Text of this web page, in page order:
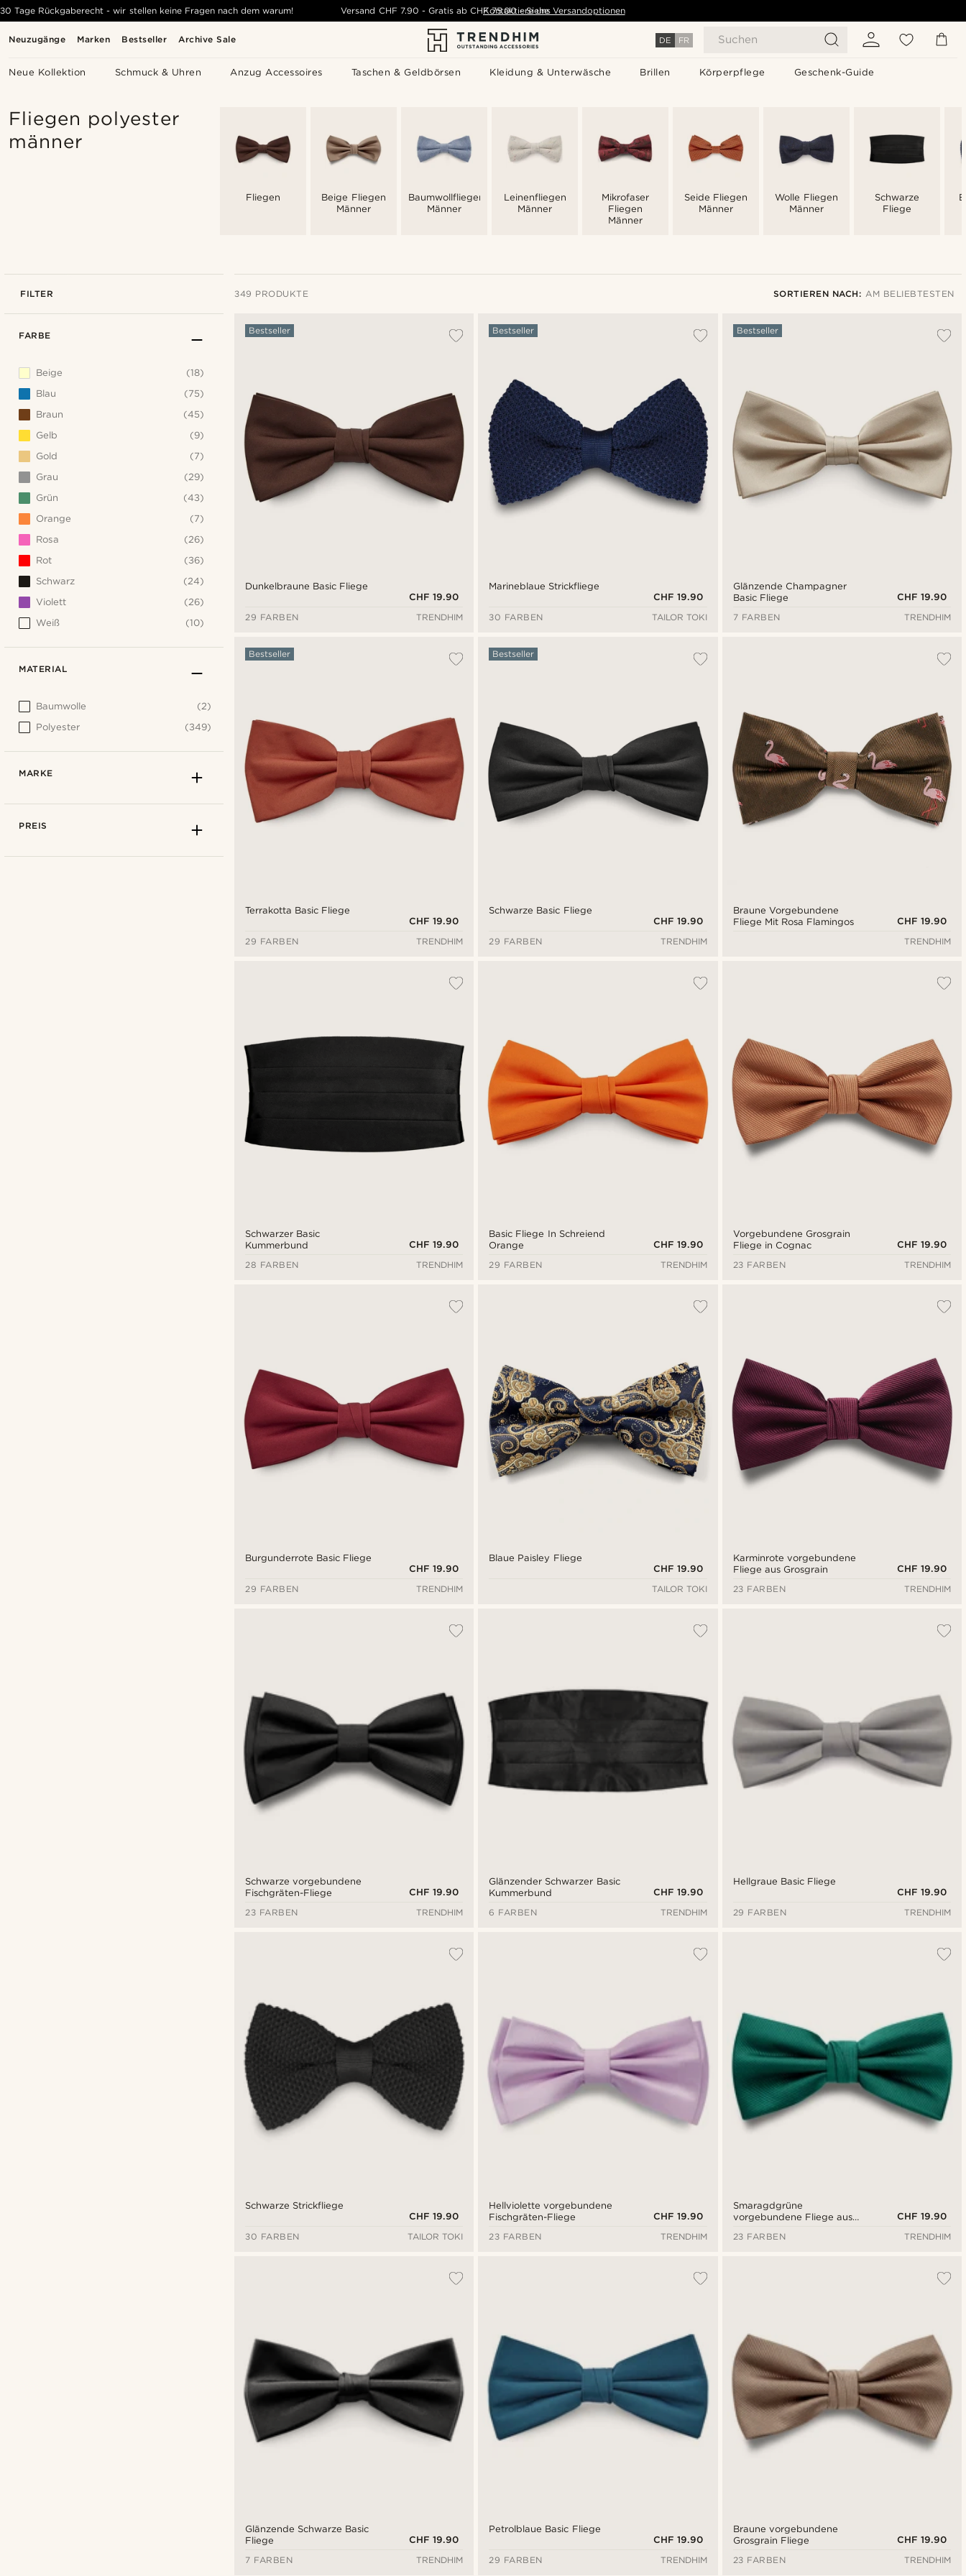
Neuzugänge Marken Bestseller Archive Sale DE FR Suchen
Neue Kollektion Schmuck & Uhren Anzug Accessoires Taschen & Geldbörsen Kleidung & Unterwäsche Brillen Körperpflege Geschenk-Guide
30 Tage Rückgaberecht - wir stellen keine Fragen nach dem warum! Versand CHF 7.90 - Gratis ab CHF 75.00 - Siehe Versandoptionen
Kontaktiere uns
Fliegen polyester
männer
Fliegen
Beige Fliegen
Männer
Baumwollfliegen
Männer
Leinenfliegen
Männer
Mikrofaser
Fliegen
Männer
Seide Fliegen
Männer
Wolle Fliegen
Männer
Schwarze
Fliege
FILTER 349 PRODUKTE SORTIEREN NACH: AM BELIEBTESTEN
Dunkelbraune Basic Fliege
Bestseller
CHF 19.90
29 FARBEN
TRENDHIM
Marineblaue Strickfliege
Bestseller
CHF 19.90
30 FARBEN
TAILOR TOKI
Glänzende Champagner
Basic Fliege
Bestseller
CHF 19.90
7 FARBEN
TRENDHIM
Terrakotta Basic Fliege
Bestseller
CHF 19.90
29 FARBEN
TRENDHIM
Schwarze Basic Fliege
Bestseller
CHF 19.90
29 FARBEN
TRENDHIM
Braune Vorgebundene
Fliege Mit Rosa Flamingos
CHF 19.90
TRENDHIM
Schwarzer Basic
Kummerbund
CHF 19.90
28 FARBEN
TRENDHIM
Basic Fliege In Schreiend
Orange
CHF 19.90
29 FARBEN
TRENDHIM
Vorgebundene Grosgrain
Fliege in Cognac
CHF 19.90
23 FARBEN
TRENDHIM
Burgunderrote Basic Fliege
CHF 19.90
29 FARBEN
TRENDHIM
Blaue Paisley Fliege
CHF 19.90
TAILOR TOKI
Karminrote vorgebundene
Fliege aus Grosgrain
CHF 19.90
23 FARBEN
TRENDHIM
Schwarze vorgebundene
Fischgräten-Fliege
CHF 19.90
23 FARBEN
TRENDHIM
Glänzender Schwarzer Basic
Kummerbund
CHF 19.90
6 FARBEN
TRENDHIM
Hellgraue Basic Fliege
CHF 19.90
29 FARBEN
TRENDHIM
Schwarze Strickfliege
CHF 19.90
30 FARBEN
TAILOR TOKI
Hellviolette vorgebundene
Fischgräten-Fliege
CHF 19.90
23 FARBEN
TRENDHIM
Smaragdgrüne
vorgebundene Fliege aus
CHF 19.90
23 FARBEN
TRENDHIM
Glänzende Schwarze Basic
Fliege
CHF 19.90
7 FARBEN
TRENDHIM
Petrolblaue Basic Fliege
CHF 19.90
29 FARBEN
TRENDHIM
Braune vorgebundene
Grosgrain Fliege
CHF 19.90
23 FARBEN
TRENDHIM
FARBE
Beige
(18)
Blau
(75)
Braun
(45)
Gelb
(9)
Gold
(7)
Grau
(29)
Grün
(43)
Orange
(7)
Rosa
(26)
Rot
(36)
Schwarz
(24)
Violett
(26)
Weiß
(10)
MATERIAL
Baumwolle
(2)
Polyester
(349)
MARKE
PREIS